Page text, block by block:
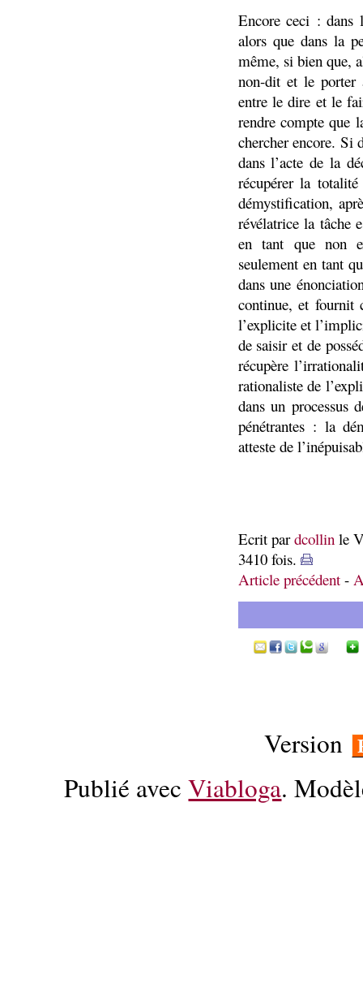
Encore ceci : dans
alors que dans la
même, si bien que,
non-dit et le porter
entre le dire et le
rendre compte que
chercher encore. Si
dans l’acte de la
récupérer la
démystification,
révélatrice la tâche
en tant que non
seulement en tant
dans une
continue, et fournit
l’explicite et
de saisir et de
récupère
rationaliste de
dans un processus
pénétrantes : la
atteste de
Ecrit pardcollin le
3410 fois.
Article précédent-
Version
Publié avecViabloga.